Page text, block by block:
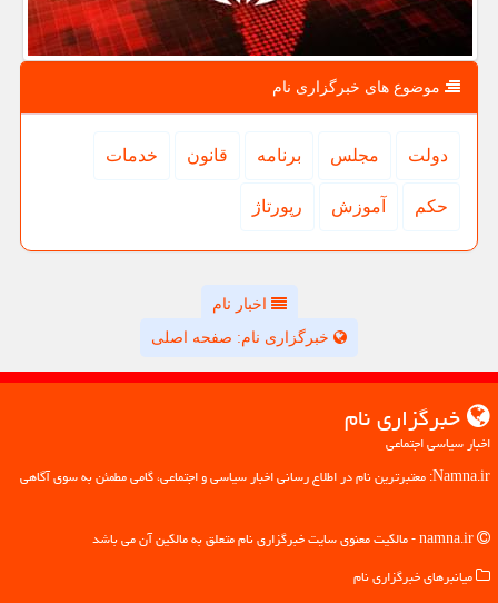
موضوع های خبرگزاری نام
دولت مجلس برنامه قانون خدمات
حكم آموزش رپورتاژ
اخبار نام
خبرگزاری نام: صفحه اصلی
خبرگزاری نام
اخبار سیاسی اجتماعی
Namna.ir: معتبرترین نام در اطلاع رسانی اخبار سیاسی و اجتماعی، گامی مطمئن به سوی آگاهی
میانبرهای خبرگزاری نام